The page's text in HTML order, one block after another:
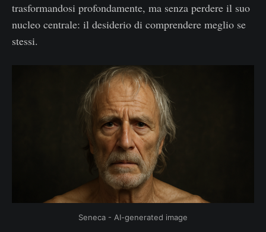
trasformandosi profondamente, ma senza perdere il suo
nucleo centrale: il desiderio di comprendere meglio se
stessi.
Seneca - AI-generated image